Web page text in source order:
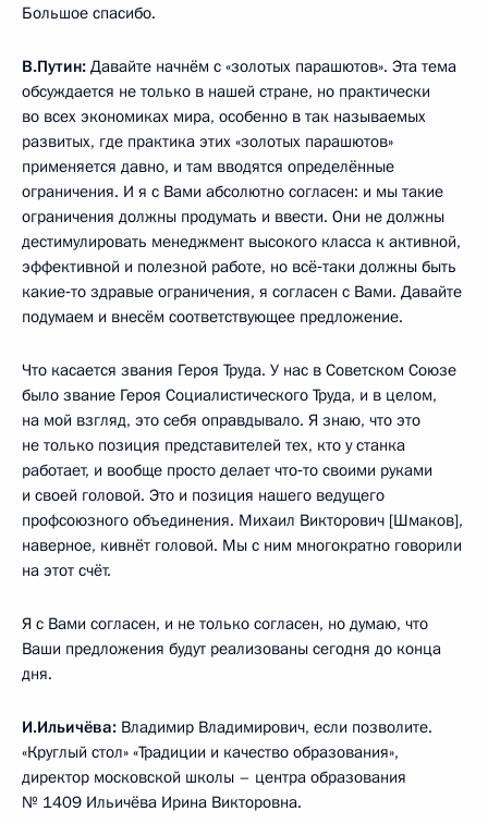
Большое спасибо.
В.Путин: Давайте начнём с «золотых парашютов». Эта тема
обсуждается не только в нашей стране, но практически
во всех экономиках мира, особенно в так называемых
развитых, где практика этих «золотых парашютов»
применяется давно, и там вводятся определённые
ограничения. И я с Вами абсолютно согласен: и мы такие
ограничения должны продумать и ввести. Они не должны
дестимулировать менеджмент высокого класса к активной,
эффективной и полезной работе, но всё‑таки должны быть
какие‑то здравые ограничения, я согласен с Вами. Давайте
подумаем и внесём соответствующее предложение.
Что касается звания Героя Труда. У нас в Советском Союзе
было звание Героя Социалистического Труда, и в целом,
на мой взгляд, это себя оправдывало. Я знаю, что это
не только позиция представителей тех, кто у станка
работает, и вообще просто делает что‑то своими руками
и своей головой. Это и позиция нашего ведущего
профсоюзного объединения. Михаил Викторович [Шмаков],
наверное, кивнёт головой. Мы с ним многократно говорили
на этот счёт.
Я с Вами согласен, и не только согласен, но думаю, что
Ваши предложения будут реализованы сегодня до конца
дня.
И.Ильичёва: Владимир Владимирович, если позволите.
«Круглый стол» «Традиции и качество образования»,
директор московской школы – центра образования
№ 1409 Ильичёва Ирина Викторовна.